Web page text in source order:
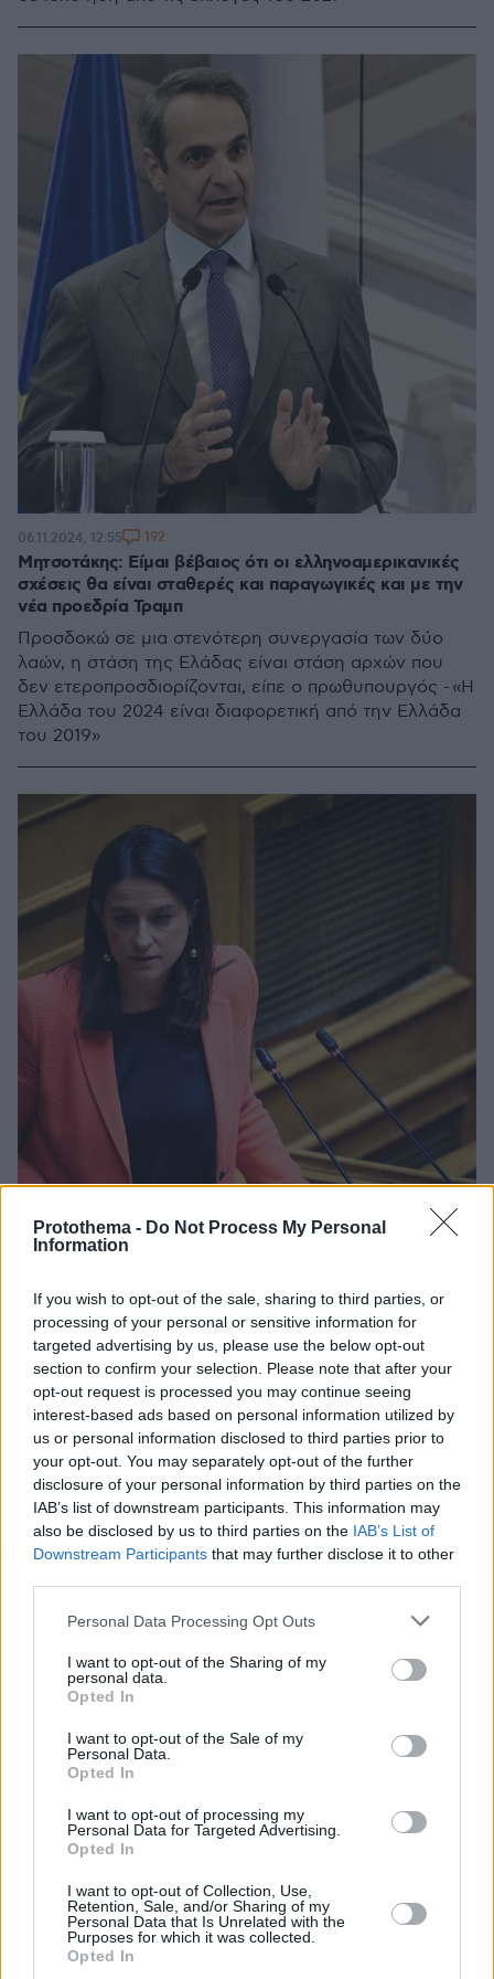
Protothema - Do Not Process My Personal
Information
If you wish to opt-out of the sale, sharing to third parties, or
processing of your personal or sensitive information for
targeted advertising by us, please use the below opt-out
section to confirm your selection. Please note that after your
opt-out request is processed you may continue seeing
interest-based ads based on personal information utilized by
us or personal information disclosed to third parties prior to
your opt-out. You may separately opt-out of the further
disclosure of your personal information by third parties on the
IAB’s list of downstream participants. This information may
also be disclosed by us to third parties on the IAB’s List of
Downstream Participants that may further disclose it to other
Please note that this website/app uses one or more Google
not limited to your visit or usage behaviour. You may click to
grant or deny consent to Google and its third-party tags to
use your data for below specified purposes in below Google
consent section.
Personal Data Processing Opt Outs
I want to opt-out of the Sharing of my
personal data.
Opted In
I want to opt-out of the Sale of my
Personal Data.
Opted In
I want to opt-out of processing my
Personal Data for Targeted Advertising.
Opted In
I want to opt-out of Collection, Use,
Retention, Sale, and/or Sharing of my
Personal Data that Is Unrelated with the
Purposes for which it was collected.
Opted In
Μητσοτάκης: Είμαι βέβαιος ότι οι ελληνοαμερικανικές
σχέσεις θα είναι σταθερές και παραγωγικές και με την
νέα προεδρία Τραμπ
Προσδοκώ σε μια στενότερη συνεργασία των δύο
λαών, η στάση της Ελάδας είναι στάση αρχών που
δεν ετεροπροσδιορίζονται, είπε ο πρωθυπουργός - «Η
Ελλάδα του 2024 είναι διαφορετική από την Ελλάδα
του 2019»
06.11.2024, 12:55 192
Η Κεραμέως κατηγορεί για κυβίστηση τον ΣΥΡΙΖΑ και
το ΠΑΣΟΚ στο θέμα της επιστολικής ψήφου
«Ψήφισαν “ναι” επι αρχής για τις ευρωεκλογές και
όταν τους καλέσαμε να διευρυνθεί η δυνατότητα και
στις εθνικές εκλογές... είπαν “όχι σε όλα”» ανέφερε
χαρακτηριστικά - Σε εξέλιξη ονομαστική
ψηφοφορία επι του νομοσχεδίου αλλά και της
τροπολογίας